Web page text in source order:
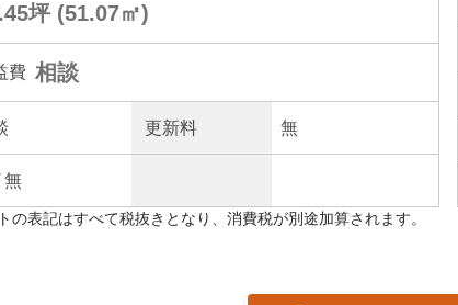
坪 (51.07㎡)
費 相談
更新料 無
無
の表記はすべて税抜きとなり、消費税が別途加算されます。